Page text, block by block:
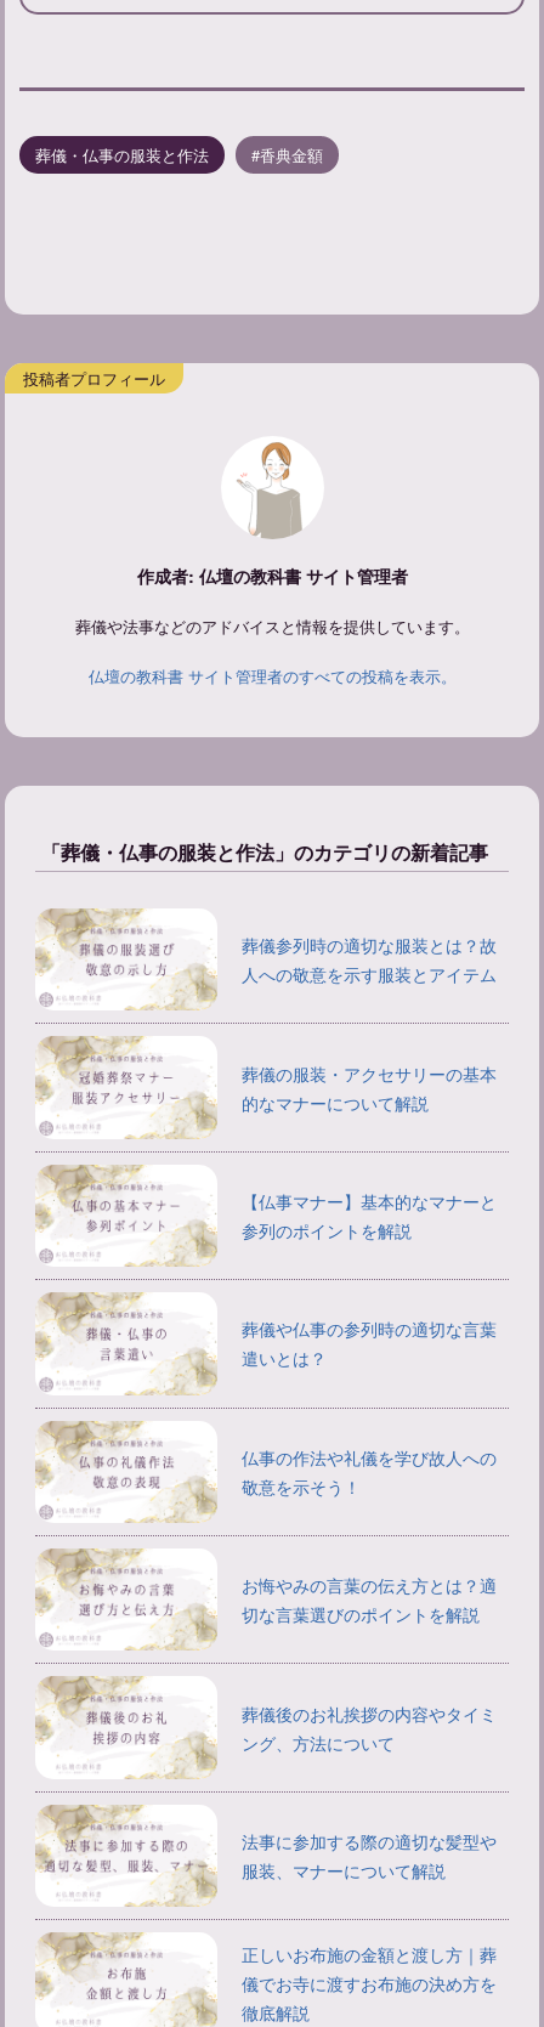
葬儀・仏事の服装と作法 香典金額
作成者: 仏壇の教科書 サイト管理者
葬儀や法事などのアドバイスと情報を提供しています。
仏壇の教科書 サイト管理者のすべての投稿を表示。
「葬儀・仏事の服装と作法」のカテゴリの新着記事
葬儀参列時の適切な服装とは？故
人への敬意を示す服装とアイテム
葬儀の服装・アクセサリーの基本
的なマナーについて解説
【仏事マナー】基本的なマナーと
参列のポイントを解説
葬儀や仏事の参列時の適切な言葉
遣いとは？
仏事の作法や礼儀を学び故人への
敬意を示そう！
お悔やみの言葉の伝え方とは？適
切な言葉選びのポイントを解説
葬儀後のお礼挨拶の内容やタイミ
ング、方法について
法事に参加する際の適切な髪型や
服装、マナーについて解説
正しいお布施の金額と渡し方｜葬
儀でお寺に渡すお布施の決め方を
徹底解説